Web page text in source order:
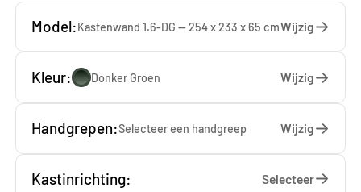
Model:Kastenwand 1.6-DG — 254 x 233 x 65 cmWijzig
Kleur: Donker Groen Wijzig
Handgrepen:Selecteer een handgreep Wijzig
Kastinrichting: Selecteer